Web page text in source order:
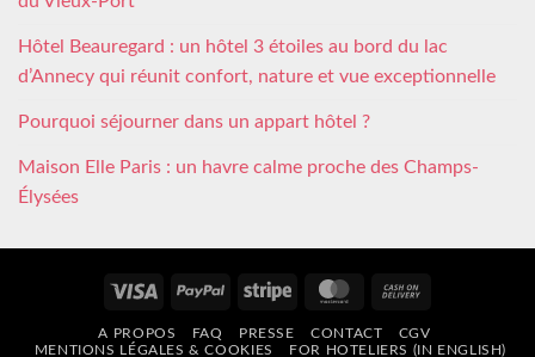
Hôtel Beauregard : un hôtel 3 étoiles au bord du lac
d’Annecy qui réunit confort, nature et vue exceptionnelle
Pourquoi séjourner dans un appart hôtel ?
Maison Elle Paris : un havre calme proche des Champs-
Élysées
Visa PayPal Stripe MasterCard
Delivery
A PROPOS FAQ PRESSE CONTACT
CGV
MENTIONS LÉGALES & COOKIES
FOR HOTELIERS (IN ENGLISH)